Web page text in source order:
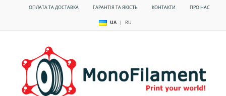
ОПЛАТА ТА ДОСТАВКА ГАРАНТІЯ ТА ЯКІСТЬ КОНТАКТИ ПРО НАС
UA | RU